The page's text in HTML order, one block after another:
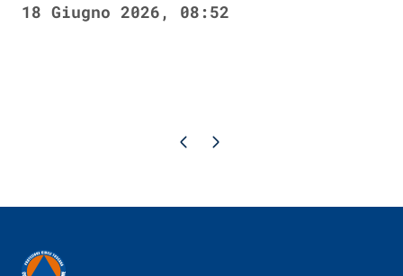
18 Giugno 2026, 08:52
Pagina precedente
Pagina successiva